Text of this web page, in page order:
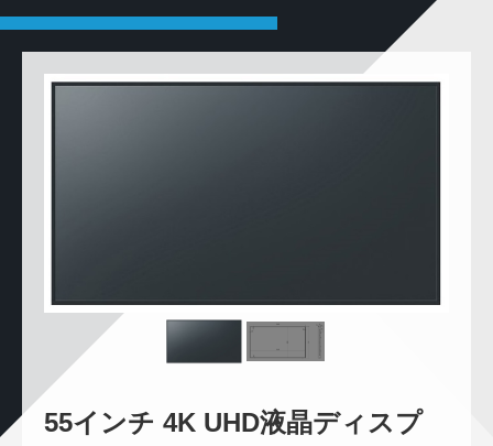
55インチ 4K UHD液晶ディスプ